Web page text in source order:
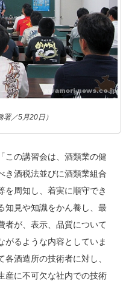
／5月20日）
この講習会は、酒類業の健
き酒税法並びに酒類業組合
を周知し、着実に順守でき
知見や知識をかん養し、最
者が、表示、品質について
がるような内容としていま
酒造所の技術者に対し、
産に不可欠な社内での技術